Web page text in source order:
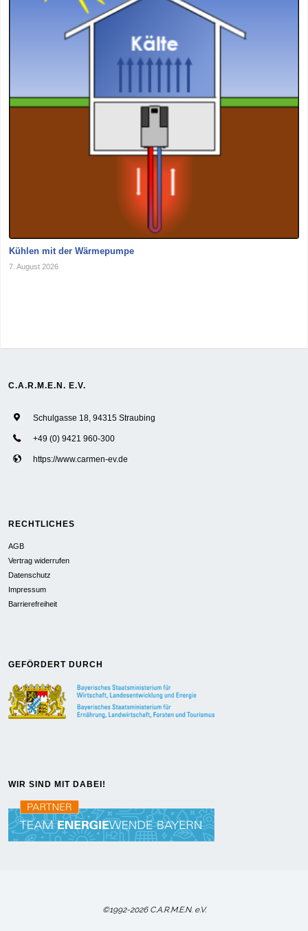
Kühlen mit der Wärmepumpe
7. August 2026
C.A.R.M.E.N. E.V.
Schulgasse 18, 94315 Straubing
+49 (0) 9421 960-300
https://www.carmen-ev.de
RECHTLICHES
AGB
Vertrag widerrufen
Datenschutz
Impressum
Barrierefreiheit
GEFÖRDERT DURCH
WIR SIND MIT DABEI!
©1992-2026 C.A.R.M.E.N. e.V.